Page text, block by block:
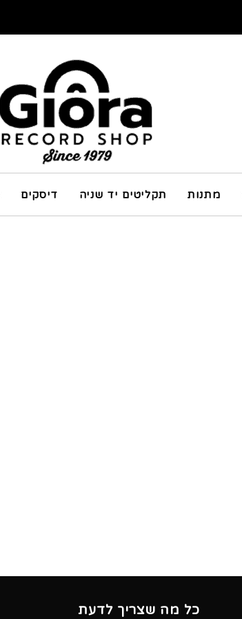
מתנות תקליטים יד שניה דיסקים
כל מה שצריך לדעת